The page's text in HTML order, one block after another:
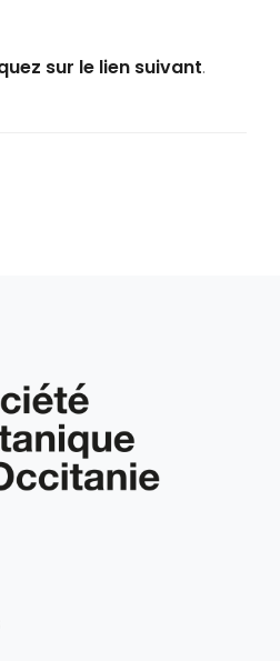
sur le lien suivant.